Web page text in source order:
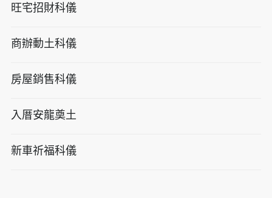
旺宅招財科儀
商辦動土科儀
房屋銷售科儀
入厝安龍奠土
新車祈福科儀